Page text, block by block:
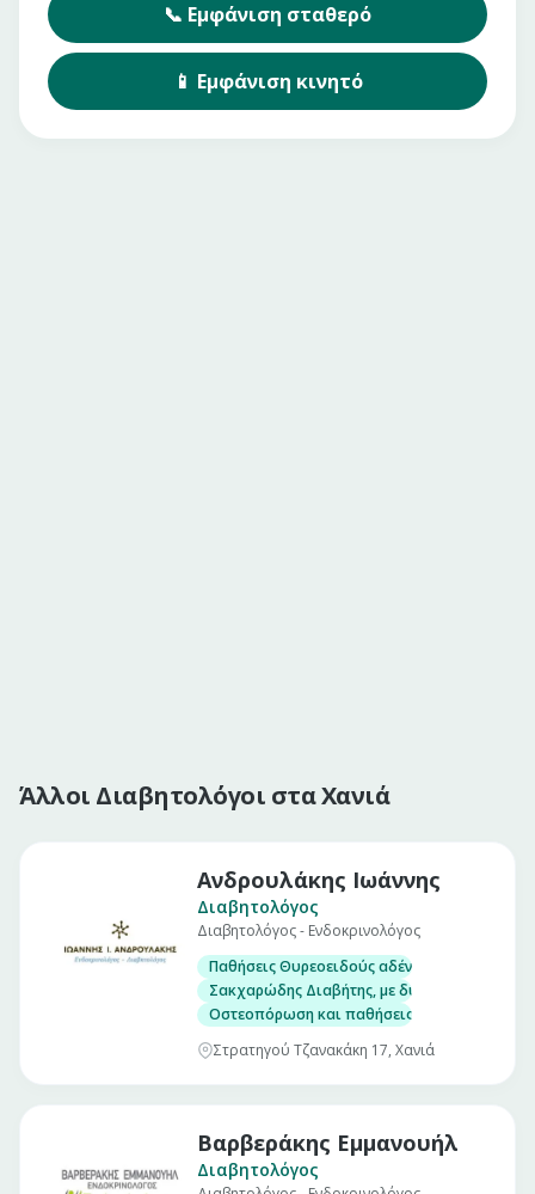
📞 Εμφάνιση σταθερό
📱 Εμφάνιση κινητό
Άλλοι Διαβητολόγοι στα Χανιά
Ανδρουλάκης Ιωάννης
Διαβητολόγος
Διαβητολόγος - Ενδοκρινολόγος
Παθήσεις Θυρεοειδούς αδένα, με
Σακχαρώδης Διαβήτης, με δυνατότητα
Οστεοπόρωση και παθήσεις μεταβολισμού
Στρατηγού Τζανακάκη 17, Χανιά
Βαρβεράκης Εμμανουήλ
Διαβητολόγος